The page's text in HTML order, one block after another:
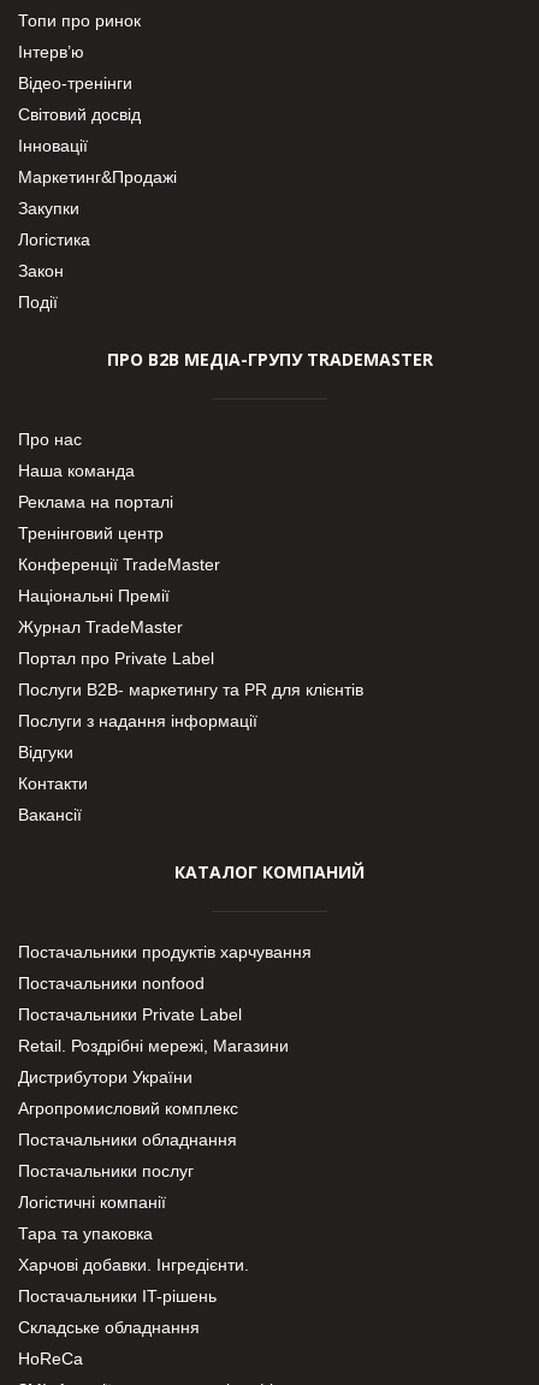
Топи про ринок
Інтерв’ю
Відео-тренінги
Світовий досвід
Інновації
Маркетинг&Продажі
Закупки
Логістика
Закон
Події
ПРО В2В МЕДІА-ГРУПУ TRADEMASTER
Про нас
Наша команда
Реклама на порталі
Тренінговий центр
Конференції TradeMaster
Національні Премії
Журнал TradeMaster
Портал про Private Label
Послуги В2В- маркетингу та PR для клієнтів
Послуги з надання інформації
Відгуки
Контакти
Вакансії
КАТАЛОГ КОМПАНИЙ
Постачальники продуктів харчування
Постачальники nonfood
Постачальники Private Label
Retail. Роздрібні мережі, Магазини
Дистрибутори України
Агропромисловий комплекс
Постачальники обладнання
Постачальники послуг
Логістичні компанії
Тара та упаковка
Харчові добавки. Інгредієнти.
Постачальники IT-рішень
Складське обладнання
HoReCa